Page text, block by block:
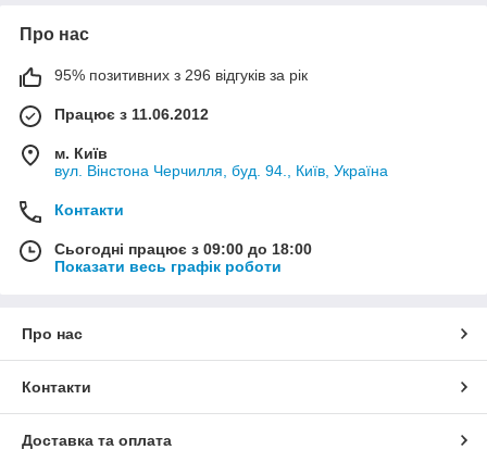
Про нас
95% позитивних з 296 відгуків за рік
Працює з 11.06.2012
м. Київ
вул. Вінстона Черчилля, буд. 94., Київ, Україна
Контакти
Сьогодні працює з 09:00 до 18:00
Показати весь графік роботи
Про нас
Контакти
Доставка та оплата